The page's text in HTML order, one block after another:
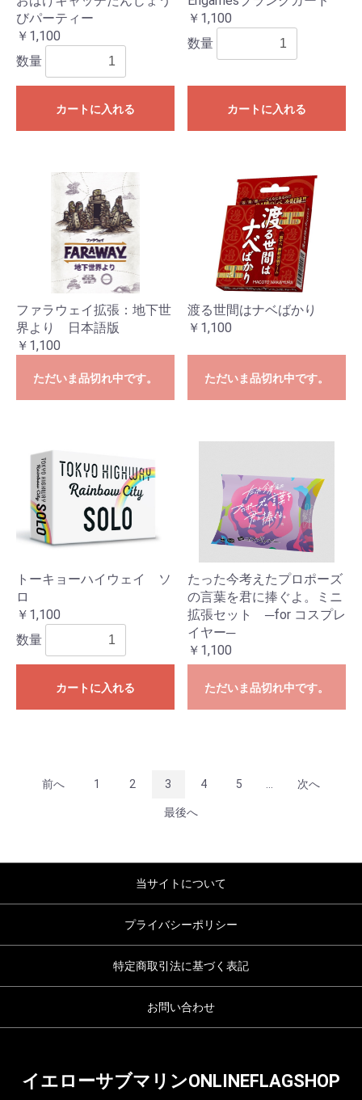
びパーティー
￥1,100
数量
カートに入れる
￥1,100
数量
カートに入れる
ファラウェイ拡張：地下世
界より 日本語版
￥1,100
ただいま品切れ中です。
渡る世間はナベばかり
￥1,100
ただいま品切れ中です。
トーキョーハイウェイ ソ
ロ
￥1,100
数量
カートに入れる
たった今考えたプロポーズ
の言葉を君に捧ぐよ。ミニ
拡張セット ─for コスプレ
イヤー─
￥1,100
ただいま品切れ中です。
前へ 1 2 3 4 5 次へ
最後へ
当サイトについて
プライバシーポリシー
特定商取引法に基づく表記
お問い合わせ
イエローサブマリンONLINEFLAGSHOP